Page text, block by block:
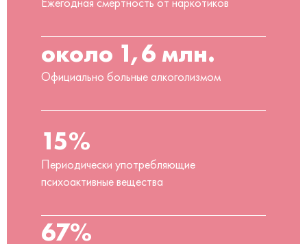
Ежегодная смертность от наркотиков
около 1,6 млн.
Официально больные алкоголизмом
15%
Периодически употребляющие
психоактивные вещества
67%